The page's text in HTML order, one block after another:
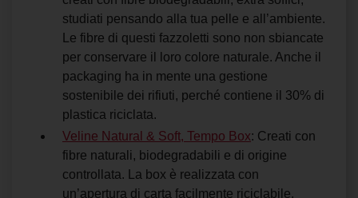
studiati pensando alla tua pelle e all’ambiente.
Le fibre di questi fazzoletti sono non sbiancate
per conservare il loro colore naturale. Anche il
packaging ha in mente una gestione
sostenibile dei rifiuti , perché contiene il 30% di
plastica riciclata.
Veline Natural & Soft, Tempo Box: Creati con
fibre naturali, biodegradabili e di origine
controllata. La box è realizzata con
un’apertura di carta facilmente riciclabile.